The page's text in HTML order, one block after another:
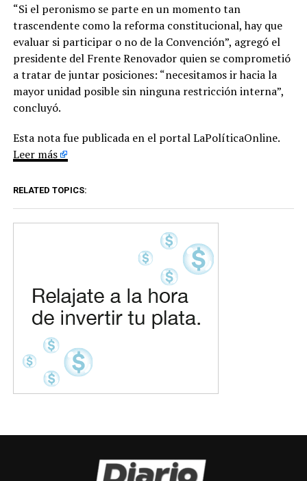
“Si el peronismo se parte en un momento tan
trascendente como la reforma constitucional, hay que
evaluar si participar o no de la Convención”, agregó el
presidente del Frente Renovador quien se comprometió
a tratar de juntar posiciones: “necesitamos ir hacia la
mayor unidad posible sin ninguna restricción interna”,
concluyó.
Esta nota fue publicada en el portal LaPolíticaOnline.
Leer más
RELATED TOPICS: